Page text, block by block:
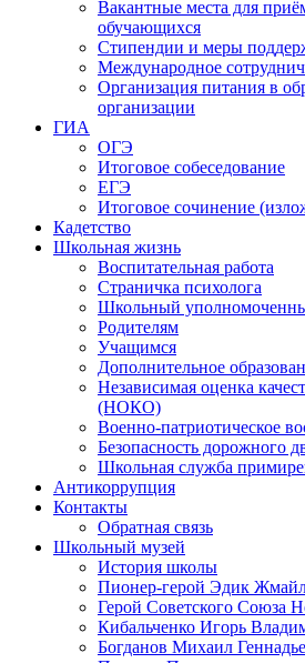
Вакантные места для
обучающихся
Стипендии и меры
Международное
Организация питания в
организации
ГИА
ОГЭ
Итоговое собеседование
ЕГЭ
Итоговое сочинение
Кадетство
Школьная жизнь
Воспитательная работа
Страничка психолога
Школьный
Родителям
Учащимся
Дополнительное
Независимая оценка
(НОКО)
Военно-патриотическое
Безопасность дорожного
Школьная служба
Антикоррупция
Контакты
Обратная связь
Школьный музей
История школы
Пионер-герой Эдик
Герой Советского Союза
Кибальченко Игорь
Богданов Михаил